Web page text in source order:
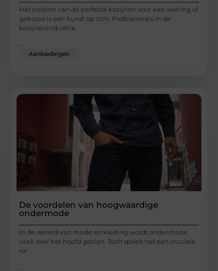
Het creëren van de perfecte kozijnen voor een woning of
gebouw is een kunst op zich. Professionals in de
kozijnenindustrie
...
Aanbiedingen
De voordelen van hoogwaardige
ondermode
In de wereld van mode en kleding wordt ondermode
vaak over het hoofd gezien. Toch speelt het een cruciale
rol